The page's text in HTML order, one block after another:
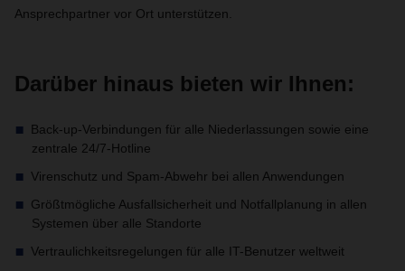
Ansprechpartner vor Ort unterstützen.
Darüber hinaus bieten wir Ihnen:
Back-up-Verbindungen für alle Niederlassungen sowie eine
zentrale 24/7-Hotline
Virenschutz und Spam-Abwehr bei allen Anwendungen
Größtmögliche Ausfallsicherheit und Notfallplanung in allen
Systemen über alle Standorte
Vertraulichkeitsregelungen für alle IT-Benutzer weltweit